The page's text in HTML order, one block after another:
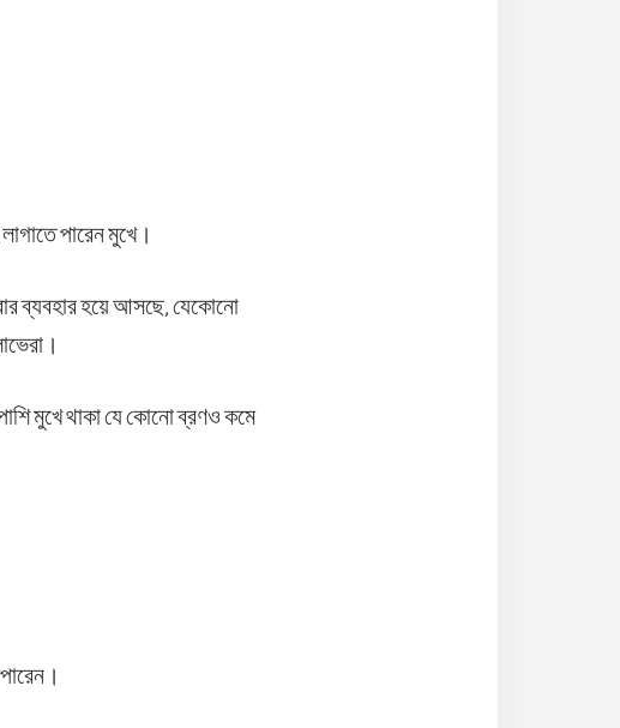
পারেন মুখে।
ব্যবহার হয়ে আসছে, যেকোনো
মুখে থাকা যে কোনো ব্রণও কমে